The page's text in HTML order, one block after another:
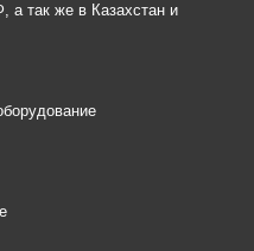
а так же в Казахстан и